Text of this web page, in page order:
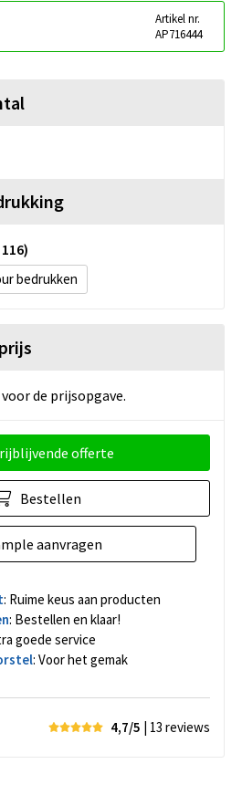
Artikel nr.
AP716444
de prijsopgave.
offerte
Bestellen
aanvragen
: Ruime keus aan producten
: Bestellen en klaar!
goede service
: Voor het gemak
4,7/5 | 13 reviews